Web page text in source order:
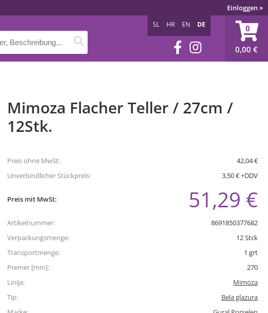
Einloggen»
0
0,00 €
SL HR EN DE
Mimoza Flacher Teller / 27cm /
12Stk.
Preis ohne MwSt:
42,04 €
Unverbindlicher Stückpreis:
3,50 € +DDV
Preis mit MwSt: 51,29 €
Artikelnummer:
8691850377682
Verpackungsmenge:
12Stck
Transportmenge:
1 grt
Premer [mm]:
270
Linija:
Mimoza
Tip:
Bela glazura